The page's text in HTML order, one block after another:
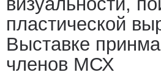
пластической
Выставке
членов МСХ